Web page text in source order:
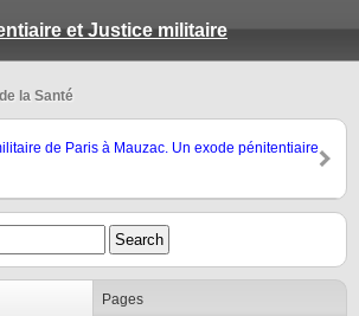
et Justice militaire
la Santé
de Paris à Mauzac. Un exode pénitentiaire
Pages